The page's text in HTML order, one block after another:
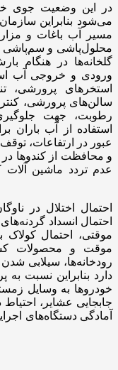
در این وضعیت جوی
می‌شود بنابراین
مسیر آب باغات و
محلول‌پاشی و سم‌پاشی
گلخانه‌ها در هنگام
ورودی و خروجی آب
استخرهای پرورشی،
سالن‌های پرورشی،
رطوبت، جهت
استفاده از آب باران
عبور در ارتفاعات،
و محافظت از کندوها در
عدم تردد ماشین‏
احتمال اختلال در
احتمال انسداد
موقتی، احتمال
موقت و محصولات
رودخانه‌ها، سیلابی
دارد بنابراین نسبت
خودروها به وسایل
جابجایی عشایر،
آمادگی دستگاه‌های